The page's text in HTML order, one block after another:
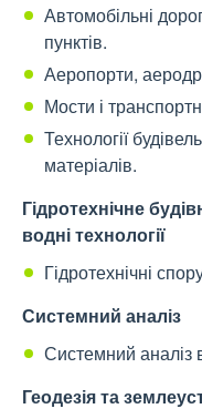
Автомобільні
пунктів.
Аеропорти,
Мости і
Технології
матеріалів.
Гідротехнічне
водні технології
Гідротехнічні
Системний аналіз
Системний аналіз
Геодезія та